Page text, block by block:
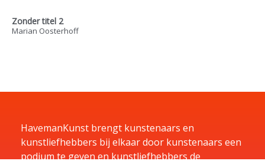
Zonder titel 2
Marian Oosterhoff
HavemanKunst brengt kunstenaars en
kunstliefhebbers bij elkaar door kunstenaars een
podium te geven en kunstliefhebbers de